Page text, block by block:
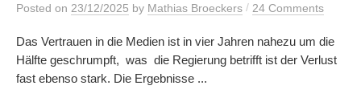
Posted on 23/12/2025 by Mathias Broeckers / 24 Comments
Das Vertrauen in die Medien ist in vier Jahren nahezu um die
Hälfte geschrumpft, was die Regierung betrifft ist der Verlust
fast ebenso stark. Die Ergebnisse ...